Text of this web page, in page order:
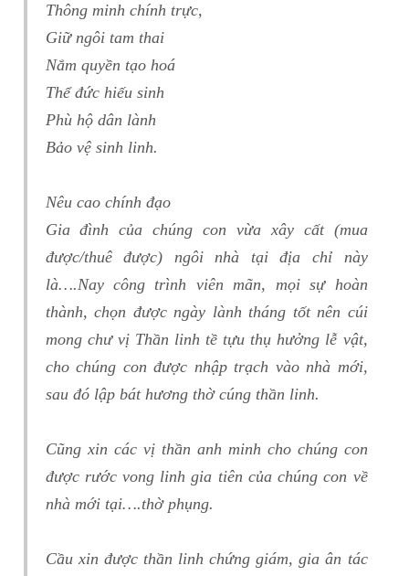
Thông minh chính trực,
Giữ ngôi tam thai
Nắm quyền tạo hoá
Thể đức hiếu sinh
Phù hộ dân lành
Bảo vệ sinh linh.
Nêu cao chính đạo
Gia đình của chúng con vừa xây cất (mua
được/thuê được) ngôi nhà tại địa chỉ này
là….Nay công trình viên mãn, mọi sự hoàn
thành, chọn được ngày lành tháng tốt nên cúi
mong chư vị Thần linh tề tựu thụ hưởng lễ vật,
cho chúng con được nhập trạch vào nhà mới,
sau đó lập bát hương thờ cúng thần linh.
Cũng xin các vị thần anh minh cho chúng con
được rước vong linh gia tiên của chúng con về
nhà mới tại….thờ phụng.
Cầu xin được thần linh chứng giám, gia ân tác